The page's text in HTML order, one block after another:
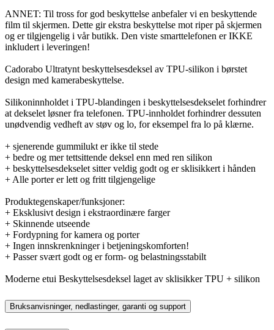
ANNET: Til tross for god beskyttelse anbefaler vi en beskyttende
film til skjermen. Dette gir ekstra beskyttelse mot riper på skjermen
og er tilgjengelig i vår butikk. Den viste smarttelefonen er IKKE
inkludert i leveringen!
Cadorabo Ultratynt beskyttelsesdeksel av TPU-silikon i børstet
design med kamerabeskyttelse.
Silikoninnholdet i TPU-blandingen i beskyttelsesdekselet forhindrer
at dekselet løsner fra telefonen. TPU-innholdet forhindrer dessuten
unødvendig vedheft av støv og lo, for eksempel fra lo på klærne.
+ sjenerende gummilukt er ikke til stede
+ bedre og mer tettsittende deksel enn med ren silikon
+ beskyttelsesdekselet sitter veldig godt og er sklisikkert i hånden
+ Alle porter er lett og fritt tilgjengelige
Produktegenskaper/funksjoner:
+ Eksklusivt design i ekstraordinære farger
+ Skinnende utseende
+ Fordypning for kamera og porter
+ Ingen innskrenkninger i betjeningskomforten!
+ Passer svært godt og er form- og belastningsstabilt
Moderne etui Beskyttelsesdeksel laget av sklisikker TPU + silikon
Bruksanvisninger, nedlastinger, garanti og support